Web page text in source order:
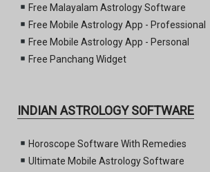
Free Malayalam Astrology Software
Free Mobile Astrology App - Professional
Free Mobile Astrology App - Personal
Free Panchang Widget
INDIAN ASTROLOGY SOFTWARE
Horoscope Software With Remedies
Ultimate Mobile Astrology Software